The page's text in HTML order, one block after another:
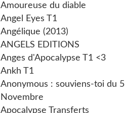
Amoureuse du diable
Angel Eyes T1
Angélique (2013)
ANGELS EDITIONS
Anges d'Apocalypse T1 <3
Ankh T1
Anonymous : souviens-toi du 5
Novembre
Apocalypse Transferts